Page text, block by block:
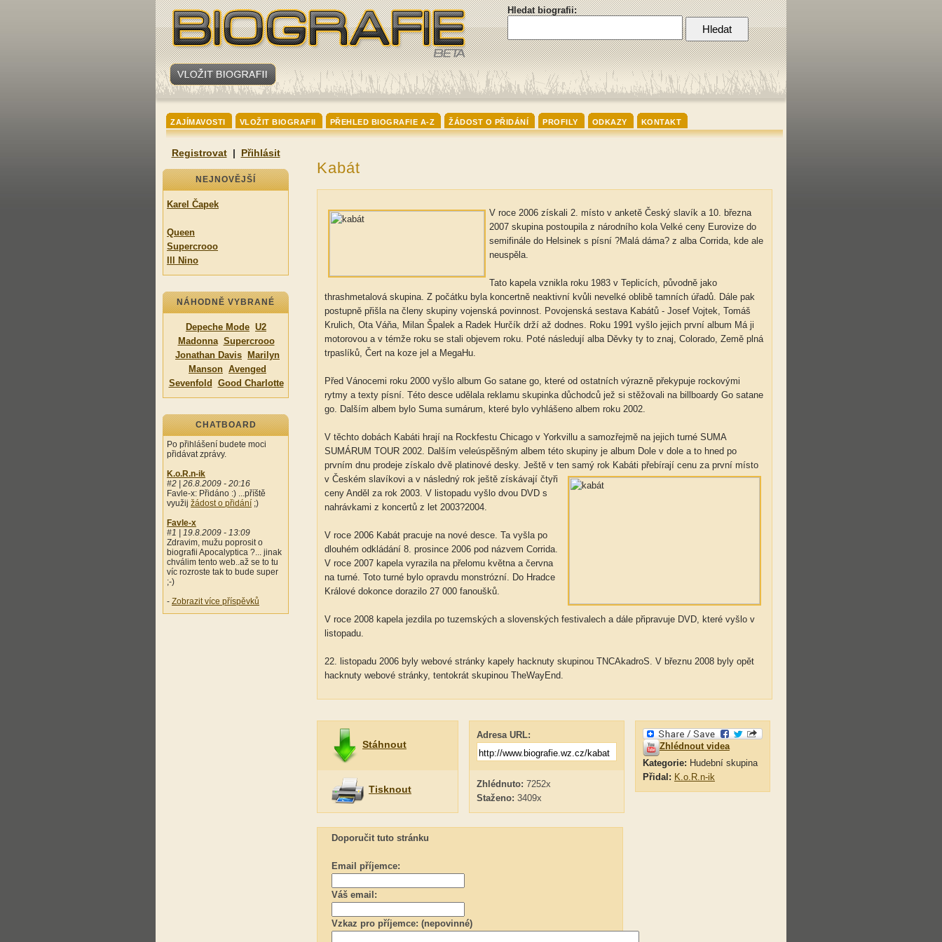
Hledat biografii:
ZAJÍMAVOSTI VLOŽIT BIOGRAFII PŘEHLED BIOGRAFIE A-Z ŽÁDOST O PŘIDÁNÍ PROFILY ODKAZY KONTAKT
Registrovat| Přihlásit
NEJNOVĚJŠÍ
Karel Čapek
Queen
Supercrooo
Ill Nino
NÁHODNĚ VYBRANÉ
Depeche Mode U2
Madonna Supercrooo
Jonathan Davis
Marilyn
Manson Avenged
Sevenfold
Good Charlotte
CHATBOARD
Po přihlášení budete moci
přidávat zprávy.
K.o.R.n-ik
#2 | 26.8.2009 - 20:16
Favle-x: Přidáno :) ...příště
využij žádost o přidání ;)
Favle-x
#1 | 19.8.2009 - 13:09
Zdravim, mužu poprosit o
biografii Apocalyptica ?... jinak
chválim tento web..až se to tu
víc rozroste tak to bude super
;-)
- Zobrazit více příspěvků
Kabát
V roce 2006 získali 2. místo v anketě Český slavík a 10. března
2007 skupina postoupila z národního kola Velké ceny Eurovize do
semifinále do Helsinek s písní ?Malá dáma? z alba Corrida, kde ale
neuspěla.
Tato kapela vznikla roku 1983 v Teplicích, původně jako
thrashmetalová skupina. Z počátku byla koncertně neaktivní kvůli nevelké oblibě tamních úřadů. Dále pak
postupně přišla na členy skupiny vojenská povinnost. Povojenská sestava Kabátů - Josef Vojtek, Tomáš
Krulich, Ota Váňa, Milan Špalek a Radek Hurčík drží až dodnes. Roku 1991 vyšlo jejich první album Má ji
motorovou a v témže roku se stali objevem roku. Poté následují alba Děvky ty to znaj, Colorado, Země plná
trpaslíků, Čert na koze jel a MegaHu.
Před Vánocemi roku 2000 vyšlo album Go satane go, které od ostatních výrazně překypuje rockovými
rytmy a texty písní. Této desce udělala reklamu skupinka důchodců jež si stěžovali na billboardy Go satane
go. Dalším albem bylo Suma sumárum, které bylo vyhlášeno albem roku 2002.
V těchto dobách Kabáti hrají na Rockfestu Chicago v Yorkvillu a samozřejmě na jejich turné SUMA
SUMÁRUM TOUR 2002. Dalším veleúspěšným albem této skupiny je album Dole v dole a to hned po
prvním dnu prodeje získalo dvě platinové desky. Ještě v ten samý rok Kabáti přebírají cenu za první místo
v Českém slavíkovi a v následný rok ještě získávají čtyři
ceny Anděl za rok 2003. V listopadu vyšlo dvou DVD s
nahrávkami z koncertů z let 2003?2004.
V roce 2006 Kabát pracuje na nové desce. Ta vyšla po
dlouhém odkládání 8. prosince 2006 pod názvem Corrida.
V roce 2007 kapela vyrazila na přelomu května a června
na turné. Toto turné bylo opravdu monstrózní. Do Hradce
Králové dokonce dorazilo 27 000 fanoušků.
V roce 2008 kapela jezdila po tuzemských a slovenských festivalech a dále připravuje DVD, které vyšlo v
listopadu.
22. listopadu 2006 byly webové stránky kapely hacknuty skupinou TNCAkadroS. V březnu 2008 byly opět
hacknuty webové stránky, tentokrát skupinou TheWayEnd.
Stáhnout
Tisknout
Adresa URL:
Zhlédnuto: 7252x
Staženo: 3409x
Zhlédnout videa
Kategorie: Hudební skupina
Přidal: K.o.R.n-ik
Doporučit tuto stránku
Email příjemce:
Váš email:
Vzkaz pro příjemce: (nepovinné)